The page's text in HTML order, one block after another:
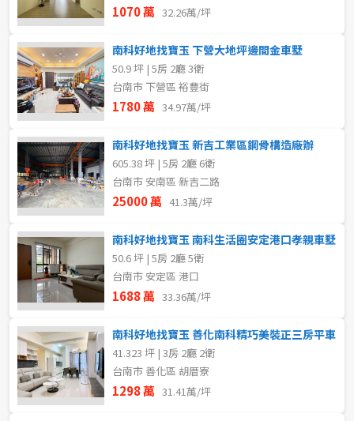
1070 萬 32.26萬/坪
南科好地找寶玉 下營大地坪邊間金車墅
50.9 坪 | 5房 2廳 3衛
台南市 下營區 裕豐街
1780 萬 34.97萬/坪
南科好地找寶玉 新吉工業區鋼骨構造廠辦
605.38 坪 | 5房 2廳 6衛
台南市 安南區 新吉二路
25000 萬 41.3萬/坪
南科好地找寶玉 南科生活圈安定港口孝親車墅
50.6 坪 | 5房 2廳 5衛
台南市 安定區 港口
1688 萬 33.36萬/坪
南科好地找寶玉 善化南科精巧美裝正三房平車
41.323 坪 | 3房 2廳 2衛
台南市 善化區 胡厝寮
1298 萬 31.41萬/坪